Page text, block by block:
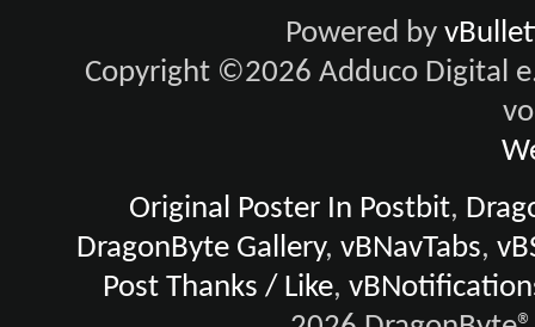
Powered by
Copyright ©2026 Adduco Digital
Original Poster In Postbit,
DragonByte Gallery,vBNavTabs,
Post Thanks / Like,